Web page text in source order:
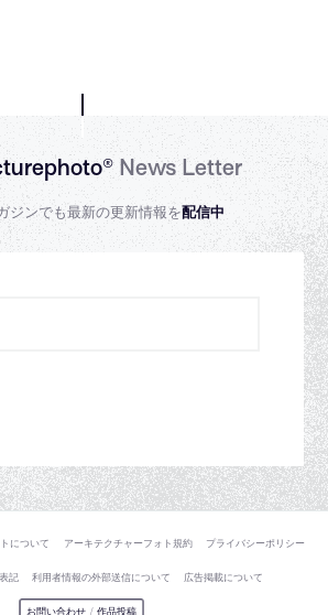
News Letter
ジンでも最新の更新情報を配信中
について アーキテクチャーフォト規約 プライバシーポリシー
記 利用者情報の外部送信について 広告掲載について
お問い合わせ / 作品投稿